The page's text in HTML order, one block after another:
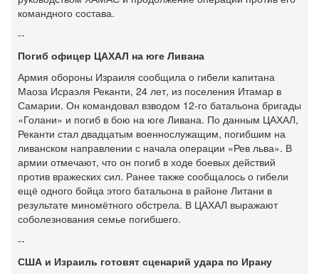
командного состава.
--
Погиб офицер ЦАХАЛ на юге Ливана
Армия обороны Израиля сообщила о гибели капитана
Маоза Исраэля Реканти, 24 лет, из поселения Итамар в
Самарии. Он командовал взводом 12-го батальона бригады
«Голани» и погиб в бою на юге Ливана. По данным ЦАХАЛ,
Реканти стал двадцатым военнослужащим, погибшим на
ливанском направлении с начала операции «Рев льва». В
армии отмечают, что он погиб в ходе боевых действий
против вражеских сил. Ранее также сообщалось о гибели
ещё одного бойца этого батальона в районе Литани в
результате миномётного обстрела. В ЦАХАЛ выражают
соболезнования семье погибшего.
--
США и Израиль готовят сценарий удара по Ирану